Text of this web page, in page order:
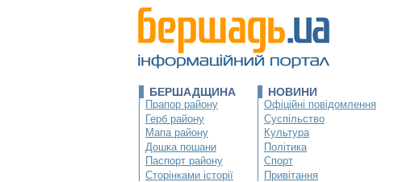
БЕРШАДЩИНА
Прапор району
Герб району
Мапа району
Дошка пошани
Паспорт району
Сторінками історії
НОВИНИ
Офіційні повідомлення
Суспільство
Культура
Політика
Спорт
Привітання